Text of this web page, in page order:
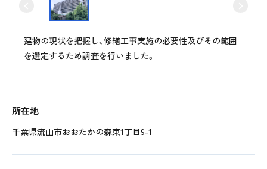
建物の現状を把握し、修繕工事実施の必要性及びその範囲
を選定するため調査を行いました。
所在地
千葉県流山市おおたかの森東1丁目9-1